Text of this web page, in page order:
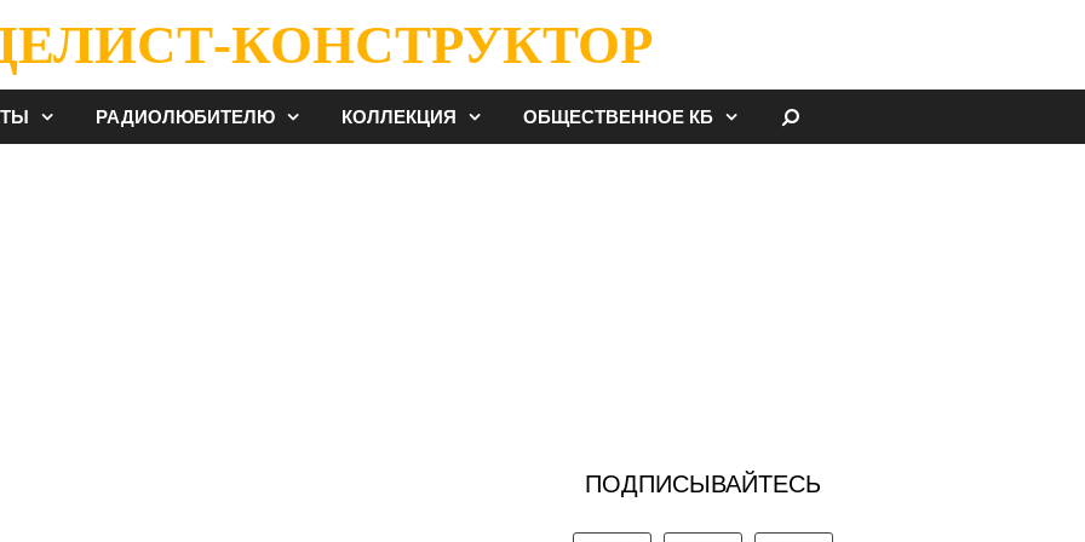
КОНСТРУКТОР
РАДИОЛЮБИТЕЛЮ КОЛЛЕКЦИЯ ОБЩЕСТВЕННОЕ КБ
ПОДПИСЫВАЙТЕСЬ